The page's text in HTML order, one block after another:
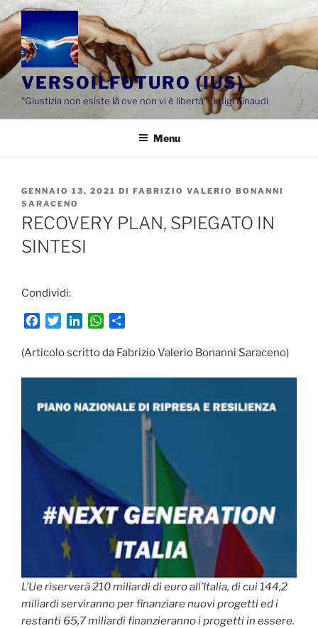
Salta
al
contenuto
VERSOILFUTURO (IUS)
"Giustizia non esiste là ove non vi è libertà"- Luigi Einaudi
Menu
PUBBLICATO
IL
GENNAIO 13, 2021 DI FABRIZIO VALERIO BONANNI
SARACENO
RECOVERY PLAN, SPIEGATO IN
SINTESI
Condividi:
c
o
i
r
n
I
W
a
p
n
i
(Articolo scritto da Fabrizio Valerio Bonanni Saraceno)
L’Ue riserverà 210 miliardi di euro all’Italia, di cui 144,2
miliardi serviranno per finanziare nuovi progetti ed i
restanti 65,7 miliardi finanzieranno i progetti in essere.